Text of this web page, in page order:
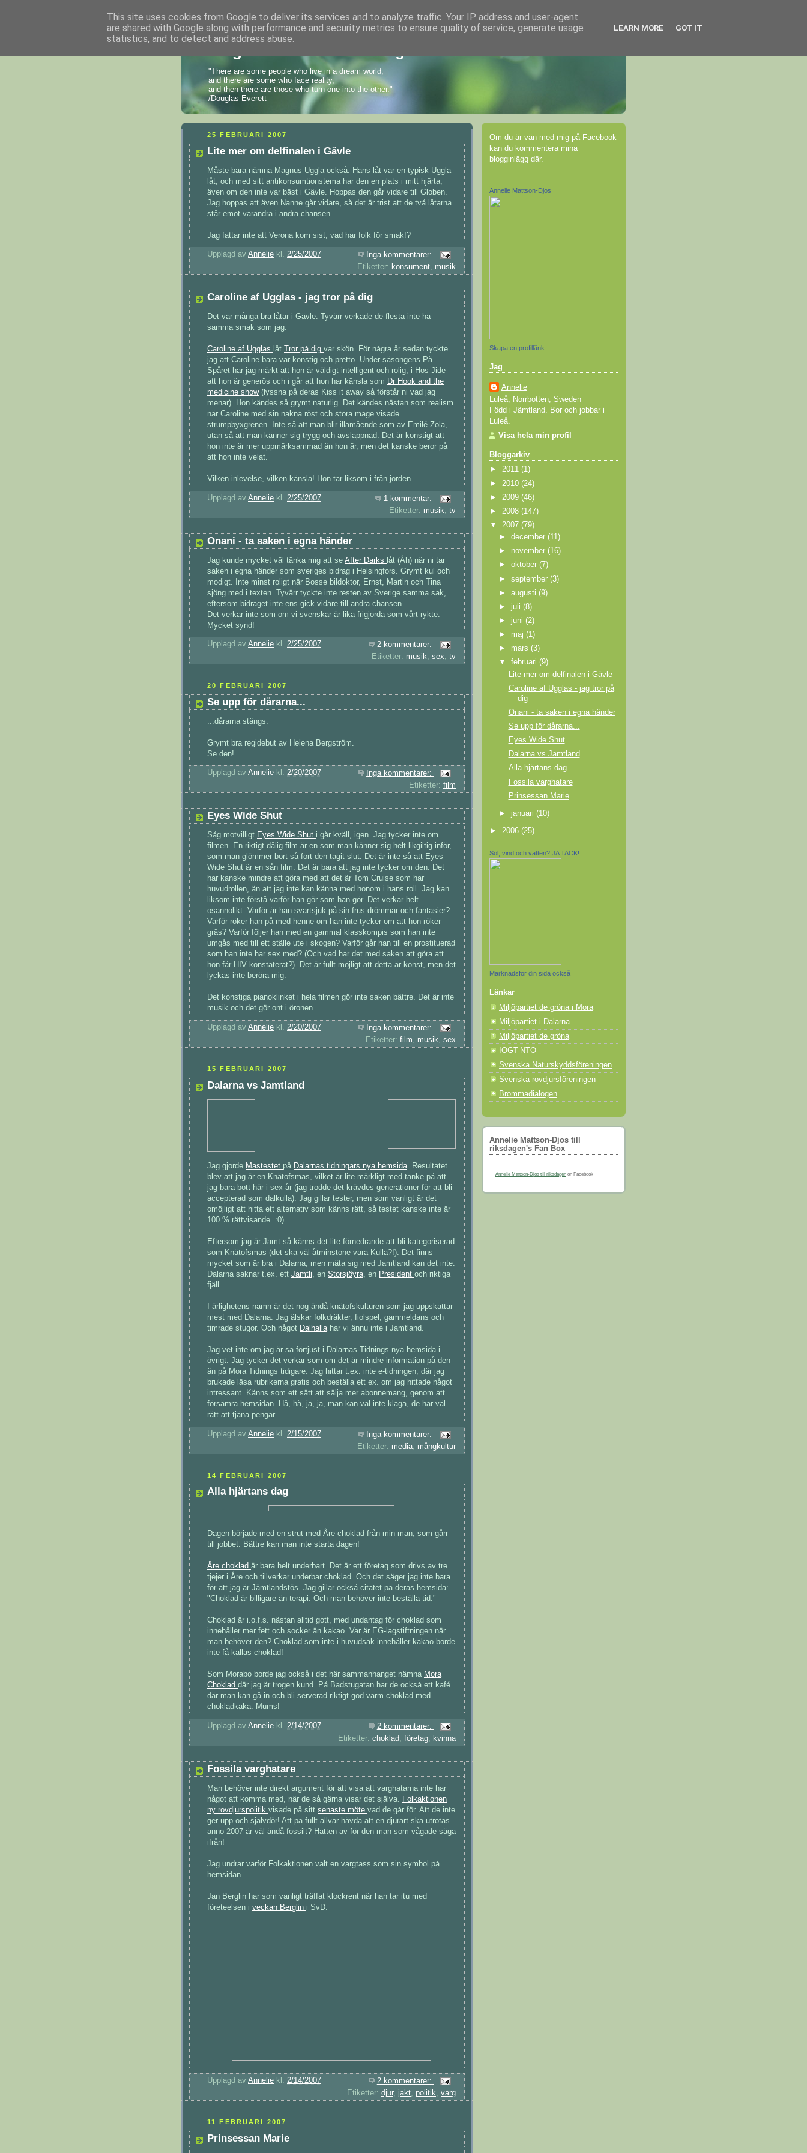
"There are some people who live in a dream world,
and there are some who face reality,
and then there are those who turn one into the other."
/Douglas Everett
25 FEBRUARI 2007
Lite mer om delfinalen i Gävle
Måste bara nämna Magnus Uggla också. Hans låt var en typisk Uggla
låt, och med sitt antikonsumtionstema har den en plats i mitt hjärta,
även om den inte var bäst i Gävle. Hoppas den går vidare till Globen.
Jag hoppas att även Nanne går vidare, så det är trist att de två låtarna
står emot varandra i andra chansen.
Jag fattar inte att Verona kom sist, vad har folk för smak!?
Upplagd av Annelie kl. 2/25/2007
Inga kommentarer:
Etiketter: konsument, musik
Caroline af Ugglas - jag tror på dig
Det var många bra låtar i Gävle. Tyvärr verkade de flesta inte ha
samma smak som jag.
Caroline af Ugglas låt Tror på dig var skön. För några år sedan tyckte
jag att Caroline bara var konstig och pretto. Under säsongens På
Spåret har jag märkt att hon är väldigt intelligent och rolig, i Hos Jide
att hon är generös och i går att hon har känsla som Dr Hook and the
medicine show(lyssna på deras Kiss it away så förstår ni vad jag
menar). Hon kändes så grymt naturlig. Det kändes nästan som realism
när Caroline med sin nakna röst och stora mage visade
strumpbyxgrenen. Inte så att man blir illamående som av Emilé Zola,
utan så att man känner sig trygg och avslappnad. Det är konstigt att
hon inte är mer uppmärksammad än hon är, men det kanske beror på
att hon inte velat.
Vilken inlevelse, vilken känsla! Hon tar liksom i från jorden.
Upplagd av Annelie kl. 2/25/2007
1 kommentar:
Etiketter: musik tv
Onani - ta saken i egna händer
Jag kunde mycket väl tänka mig att se After Darks låt (Åh) när ni tar
saken i egna händer som sveriges bidrag i Helsingfors. Grymt kul och
modigt. Inte minst roligt när Bosse bildoktor, Ernst, Martin och Tina
sjöng med i texten. Tyvärr tyckte inte resten av Sverige samma sak,
eftersom bidraget inte ens gick vidare till andra chansen.
Det verkar inte som om vi svenskar är lika frigjorda som vårt rykte.
Mycket synd!
Upplagd av Annelie kl. 2/25/2007
2 kommentarer:
Etiketter: musik, sex, tv
20 FEBRUARI 2007
Se upp för dårarna...
...dårarna stängs.
Grymt bra regidebut av Helena Bergström.
Se den!
Upplagd av Annelie kl. 2/20/2007
Inga kommentarer:
Etiketter: film
Eyes Wide Shut
Såg motvilligt Eyes Wide Shut i går kväll, igen. Jag tycker inte om
filmen. En riktigt dålig film är en som man känner sig helt likgiltig inför,
som man glömmer bort så fort den tagit slut. Det är inte så att Eyes
Wide Shut är en sån film. Det är bara att jag inte tycker om den. Det
har kanske mindre att göra med att det är Tom Cruise som har
huvudrollen, än att jag inte kan känna med honom i hans roll. Jag kan
liksom inte förstå varför han gör som han gör. Det verkar helt
osannolikt. Varför är han svartsjuk på sin frus drömmar och fantasier?
Varför röker han på med henne om han inte tycker om att hon röker
gräs? Varför följer han med en gammal klasskompis som han inte
umgås med till ett ställe ute i skogen? Varför går han till en prostituerad
som han inte har sex med? (Och vad har det med saken att göra att
hon får HIV konstaterat?). Det är fullt möjligt att detta är konst, men det
lyckas inte beröra mig.
Det konstiga pianoklinket i hela filmen gör inte saken bättre. Det är inte
musik och det gör ont i öronen.
Upplagd av Annelie kl. 2/20/2007
Inga kommentarer:
Etiketter: film, musik, sex
15 FEBRUARI 2007
Dalarna vs Jamtland
Jag gjorde Mastestet på Dalarnas tidningars nya hemsida. Resultatet
blev att jag är en Knätofsmas, vilket är lite märkligt med tanke på att
jag bara bott här i sex år (jag trodde det krävdes generationer för att bli
accepterad som dalkulla). Jag gillar tester, men som vanligt är det
omöjligt att hitta ett alternativ som känns rätt, så testet kanske inte är
100 % rättvisande. :0)
Eftersom jag är Jamt så känns det lite förnedrande att bli kategoriserad
som Knätofsmas (det ska väl åtminstone vara Kulla?!). Det finns
mycket som är bra i Dalarna, men mäta sig med Jamtland kan det inte.
Dalarna saknar t.ex. ett Jamtli, en Storsjöyra, en President och riktiga
fjäll.
I ärlighetens namn är det nog ändå knätofskulturen som jag uppskattar
mest med Dalarna. Jag älskar folkdräkter, fiolspel, gammeldans och
timrade stugor. Och något Dalhallahar vi ännu inte i Jamtland.
Jag vet inte om jag är så förtjust i Dalarnas Tidnings nya hemsida i
övrigt. Jag tycker det verkar som om det är mindre information på den
än på Mora Tidnings tidigare. Jag hittar t.ex. inte e-tidningen, där jag
brukade läsa rubrikerna gratis och beställa ett ex. om jag hittade något
intressant. Känns som ett sätt att sälja mer abonnemang, genom att
försämra hemsidan. Hå, hå, ja, ja, man kan väl inte klaga, de har väl
rätt att tjäna pengar.
Upplagd av Annelie kl. 2/15/2007
Inga kommentarer:
Etiketter: media mångkultur
14 FEBRUARI 2007
Alla hjärtans dag
Dagen började med en strut med Åre choklad från min man, som gårr
till jobbet. Bättre kan man inte starta dagen!
Åre choklad är bara helt underbart. Det är ett företag som drivs av tre
tjejer i Åre och tillverkar underbar choklad. Och det säger jag inte bara
för att jag är Jämtlandstös. Jag gillar också citatet på deras hemsida:
"Choklad är billigare än terapi. Och man behöver inte beställa tid."
Choklad är i.o.f.s. nästan alltid gott, med undantag för choklad som
innehåller mer fett och socker än kakao. Var är EG-lagstiftningen när
man behöver den? Choklad som inte i huvudsak innehåller kakao borde
inte få kallas choklad!
Som Morabo borde jag också i det här sammanhanget nämna Mora
Choklad där jag är trogen kund. På Badstugatan har de också ett kafé
där man kan gå in och bli serverad riktigt god varm choklad med
chokladkaka. Mums!
Upplagd av Annelie kl. 2/14/2007
2 kommentarer:
Etiketter: choklad, företag, kvinna
Fossila varghatare
Man behöver inte direkt argument för att visa att varghatarna inte har
något att komma med, när de så gärna visar det själva. Folkaktionen
ny rovdjurspolitik visade på sitt senaste möte vad de går för. Att de inte
ger upp och självdör! Att på fullt allvar hävda att en djurart ska utrotas
anno 2007 är väl ändå fossilt? Hatten av för den man som vågade säga
ifrån!
Jag undrar varför Folkaktionen valt en vargtass som sin symbol på
hemsidan.
Jan Berglin har som vanligt träffat klockrent när han tar itu med
företeelsen i veckan Berglin i SvD.
Upplagd av Annelie kl. 2/14/2007
2 kommentarer:
Etiketter: djur, jakt, politik, varg
11 FEBRUARI 2007
Prinsessan Marie
Om du är vän med mig på Facebook
kan du kommentera mina
blogginlägg där.
Annelie Mattson-Djos
Skapa en profillänk
Jag
Annelie
Luleå, Norrbotten, Sweden
Född i Jämtland. Bor och jobbar i
Luleå.
Visa hela min profil
Bloggarkiv
► 2011 (1)
► 2010 (24)
► 2009 (46)
► 2008 (147)
▼ 2007 (79)
►december(11)
► november(16)
►oktober(7)
►september(3)
►augusti(9)
► juli(8)
► juni(2)
► maj(1)
► mars(3)
▼februari(9)
Lite mer om delfinalen i Gävle
Caroline af Ugglas - jag tror på
dig
Onani - ta saken i egna händer
Se upp för dårarna...
Eyes Wide Shut
Dalarna vs Jamtland
Alla hjärtans dag
Fossila varghatare
Prinsessan Marie
► januari(10)
► 2006 (25)
Sol, vind och vatten? JA TACK!
Marknadsför din sida också
Länkar
Miljöpartiet de gröna i Mora
Miljöpartiet i Dalarna
Miljöpartiet de gröna
IOGT-NTO
Svenska Naturskyddsföreningen
Svenska rovdjursföreningen
Brommadialogen
Annelie Mattson-Djos till
riksdagen's Fan Box
Annelie Mattson-Djos till riksdagen on Facebook
This site uses cookies from Google to deliver its services and to analyze traffic. Your IP address and user-agent
are shared with Google along with performance and security metrics to ensure quality of service, generate usage
statistics, and to detect and address abuse.
LEARN MORE GOT IT